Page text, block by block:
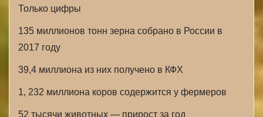
Только цифры
135 миллионов тонн зерна собрано в России в
2017 году
39,4 миллиона из них получено в КФХ
1, 232 миллиона коров содержится у фермеров
52 тысячи животных — прирост за год